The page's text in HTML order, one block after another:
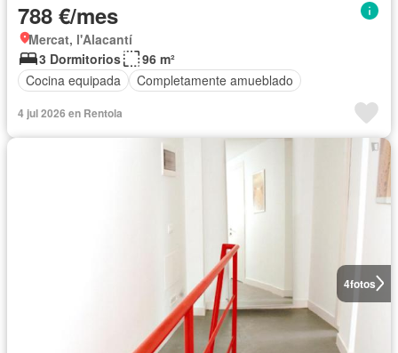
788 €/mes
Mercat, l'Alacantí
3 Dormitorios
96 m²
Cocina equipada
Completamente amueblado
4 jul 2026 en Rentola
4fotos